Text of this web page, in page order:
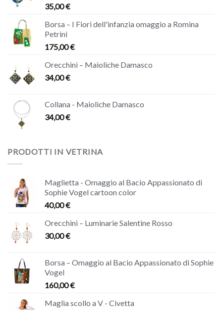
35,00€
Borsa – I Fiori dell'infanzia omaggio a Romina
Petrini
175,00€
Orecchini – Maioliche Damasco
34,00€
Collana - Maioliche Damasco
34,00€
PRODOTTI IN VETRINA
Maglietta - Omaggio al Bacio Appassionato di
Sophie Vogel cartoon color
40,00€
Orecchini – Luminarie Salentine Rosso
30,00€
Borsa – Omaggio al Bacio Appassionato di Sophie
Vogel
160,00€
Maglia scollo a V - Civetta